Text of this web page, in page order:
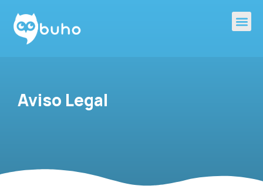
Aviso Legal